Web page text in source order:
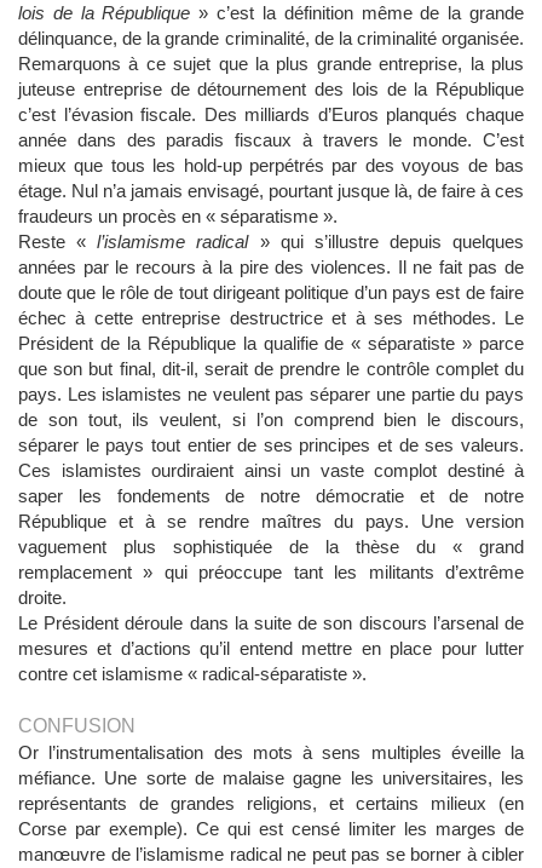
lois de la République » c’est la définition même de la grande
délinquance, de la grande criminalité, de la criminalité organisée.
Remarquons à ce sujet que la plus grande entreprise, la plus
juteuse entreprise de détournement des lois de la République
c’est l’évasion fiscale. Des milliards d’Euros planqués chaque
année dans des paradis fiscaux à travers le monde. C’est
mieux que tous les hold-up perpétrés par des voyous de bas
étage. Nul n’a jamais envisagé, pourtant jusque là, de faire à ces
fraudeurs un procès en « séparatisme ».
Reste «l’islamisme radical» qui s’illustre depuis quelques
années par le recours à la pire des violences. Il ne fait pas de
doute que le rôle de tout dirigeant politique d’un pays est de faire
échec à cette entreprise destructrice et à ses méthodes. Le
Président de la République la qualifie de « séparatiste » parce
que son but final, dit-il, serait de prendre le contrôle complet du
pays. Les islamistes ne veulent pas séparer une partie du pays
de son tout, ils veulent, si l’on comprend bien le discours,
séparer le pays tout entier de ses principes et de ses valeurs.
Ces islamistes ourdiraient ainsi un vaste complot destiné à
saper les fondements de notre démocratie et de notre
République et à se rendre maîtres du pays. Une version
vaguement plus sophistiquée de la thèse du « grand
remplacement » qui préoccupe tant les militants d’extrême
droite.
Le Président déroule dans la suite de son discours l’arsenal de
mesures et d’actions qu’il entend mettre en place pour lutter
contre cet islamisme « radical-séparatiste ».
CONFUSION
Or l’instrumentalisation des mots à sens multiples éveille la
méfiance. Une sorte de malaise gagne les universitaires, les
représentants de grandes religions, et certains milieux (en
Corse par exemple). Ce qui est censé limiter les marges de
manœuvre de l’islamisme radical ne peut pas se borner à cibler